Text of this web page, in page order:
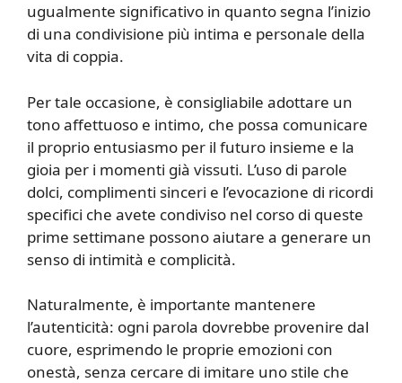
ugualmente significativo in quanto segna l’inizio
di una condivisione più intima e personale della
vita di coppia.
Per tale occasione, è consigliabile adottare un
tono affettuoso e intimo, che possa comunicare
il proprio entusiasmo per il futuro insieme e la
gioia per i momenti già vissuti. L’uso di parole
dolci, complimenti sinceri e l’evocazione di ricordi
specifici che avete condiviso nel corso di queste
prime settimane possono aiutare a generare un
senso di intimità e complicità.
Naturalmente, è importante mantenere
l’autenticità: ogni parola dovrebbe provenire dal
cuore, esprimendo le proprie emozioni con
onestà, senza cercare di imitare uno stile che